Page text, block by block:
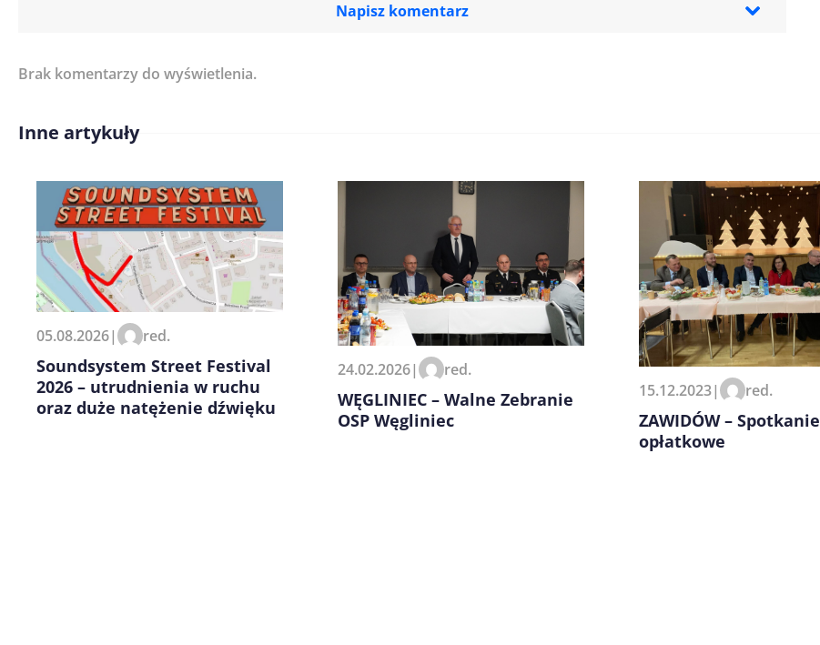
Napisz komentarz
Imię/ Nick*
Zapamiętaj moje dane w tej przeglądarce podczas pisania
kolejnych komentarzy.
Brak komentarzy do wyświetlenia.
Inne artykuły
05.08.2026| red.
Soundsystem Street Festival
2026 – utrudnienia w ruchu
oraz duże natężenie dźwięku
24.02.2026| red.
WĘGLINIEC – Walne Zebranie
OSP Węgliniec
15.12.2023| red.
ZAWIDÓW – Spotkanie
opłatkowe